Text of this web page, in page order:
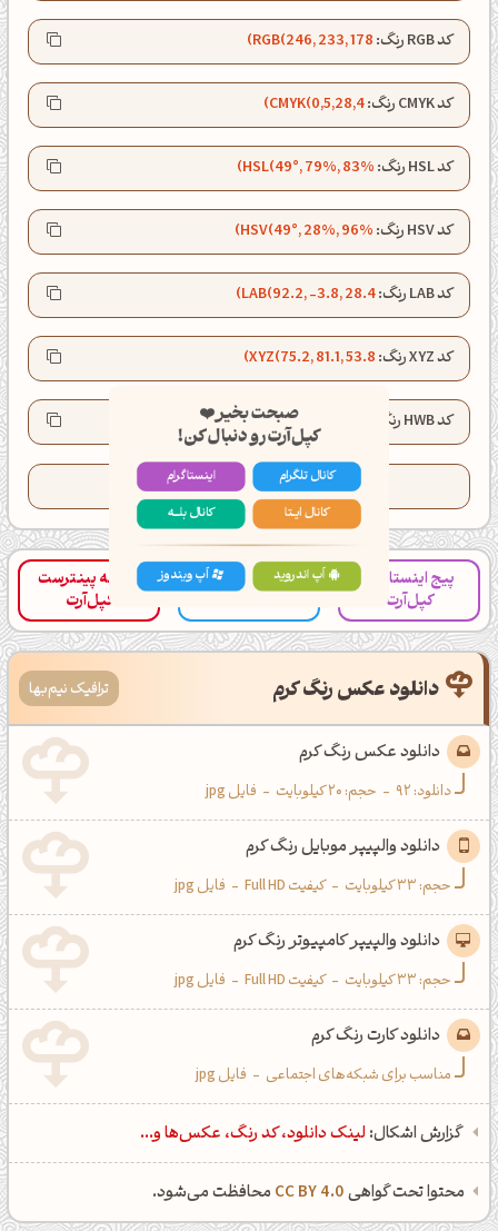
کد RGB رنگ: RGB(246, 233, 178)
کد CMYK رنگ: CMYK(0,5,28,4)
کد HSL رنگ: HSL(49°, 79%, 83%)
کد HSV رنگ: HSV(49°, 28%, 96%)
کد LAB رنگ: LAB(92.2, -3.8, 28.4)
کد XYZ رنگ: XYZ(75.2, 81.1, 53.8)
کد HWB رنگ: HWB(49°, 70%, 4%)
تعداد کدهای کپی شده این رنگ:82
پیج اینستاگرام
کپل‌آرت
کانال تلگرام کپل‌آرت
صفحه پینترست
کپل‌آرت
دانلود عکس رنگ کرم ترافیک نیم‌بها
دانلود عکس رنگ کرم
دانلود:92
- حجم: 20 کیلوبایت - فایل jpg
دانلود والپیپر موبایل رنگ کرم
حجم: 33 کیلوبایت - کیفیت Full HD - فایل jpg
دانلود والپیپر کامپیوتر رنگ کرم
حجم: 33 کیلوبایت - کیفیت Full HD - فایل jpg
دانلود کارت رنگ کرم
مناسب برای شبکه‌های اجتماعی - فایل jpg
گزارش اشکال: لینک دانلود، کد رنگ، عکس‌ها و...
محتوا تحت گواهیCC BY 4.0 محافظت می‌شود.
صبحت بخیر❤️
کپل‌آرت رو دنبال کن!
کانال تلگرام
اینستاگرام
کانال ایــتا
کانال بلـــه
اَپ اندروید اَپ ویندوز